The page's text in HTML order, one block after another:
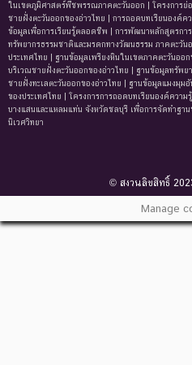
ในเขตภูมิศาสตร์พืชพรรณภาคตะวันออก | โครงการย่
ชายฝั่งตะวันออกของอ่าวไทย | การถอดบทเรียนองค์
ข้อมูลเพื่อการเรียนรู้ตลอดชีพ | การพัฒนาหลักสูตรกา
ทรัพยากรธรรมชาติและมรดกทางวัฒนธรรม ภาคตะวั
ประเทศไทย | ฐานข้อมูลเพรียงหินในเขตภาคตะวันออ
บริเวณชายฝั่งตะวันออกของอ่าวไทย | ฐานข้อมูลทรัพย
ชายฝั่งทะเลตะวันออกของอ่าวไทย | ฐานข้อมูลแมงมุม
ของประเทศไทย | โครงการการถอดบทเรียนองค์ควา
บางแสนและแหลมแท่น จังหวัดชลบุรี เพื่อการจัดทำฐา
นิเวศวิทยา
© สงวนลิขสิทธิ์
Manage